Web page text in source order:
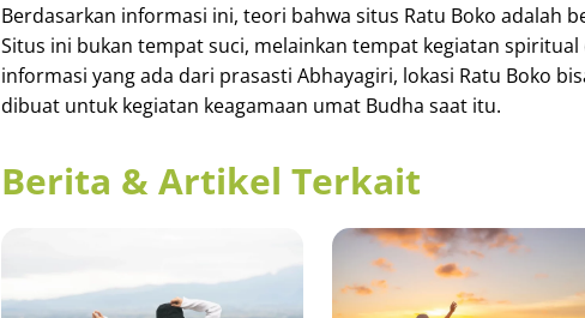
Berdasarkan informasi ini, teori bahwa situs Ratu Boko adalah
Situs ini bukan tempat suci, melainkan tempat kegiatan spiritual
informasi yang ada dari prasasti Abhayagiri, lokasi Ratu Boko
dibuat untuk kegiatan keagamaan umat Budha saat itu.
Berita & Artikel Terkait